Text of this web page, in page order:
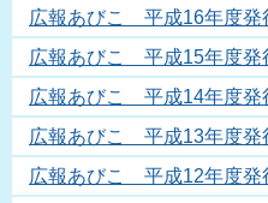
広報あびこ 平成16年度発
広報あびこ 平成15年度発
広報あびこ 平成14年度発
広報あびこ 平成13年度発
広報あびこ 平成12年度発